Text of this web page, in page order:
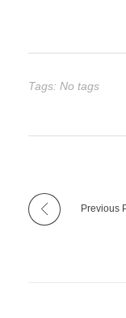
Tags: No tags
Previous